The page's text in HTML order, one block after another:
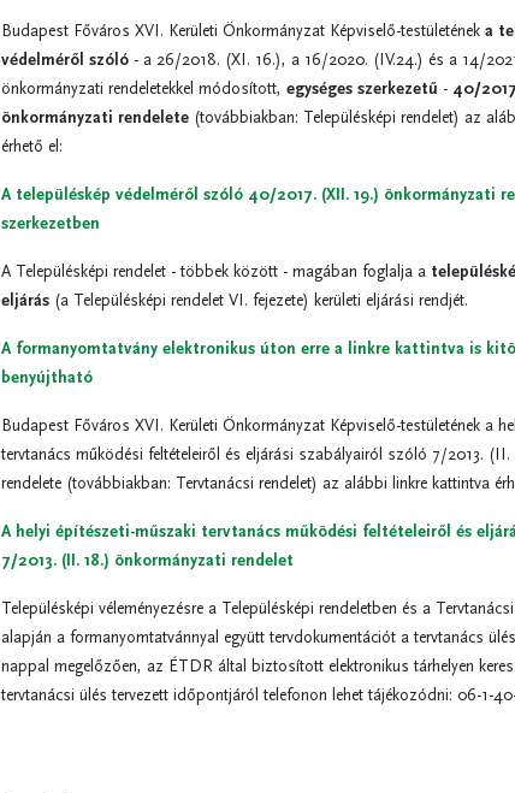
Budapest Főváros XVI. Kerületi Önkormányzat Képviselő-testületének a
védelméről szóló - a 26/2018. (XI. 16.), a 16/2020. (IV.24.) és a 14/
önkormányzati rendeletekkel módosított, egységes szerkezetű - 40/
önkormányzati rendelete (továbbiakban: Településképi rendelet) az
érhető el:
A településkép védelméről szóló 40/2017. (XII. 19.) önkormányzati
szerkezetben
A Településképi rendelet - többek között - magában foglalja a
eljárás (a Településképi rendelet VI. fejezete) kerületi eljárási rendjét.
A formanyomtatvány elektronikus úton erre a linkre kattintva is
benyújtható
Budapest Főváros XVI. Kerületi Önkormányzat Képviselő-testületének a
tervtanács működési feltételeiről és eljárási szabályairól szóló 7/2013.
rendelete (továbbiakban: Tervtanácsi rendelet) az alábbi linkre kattintva
A helyi építészeti-műszaki tervtanács működési feltételeiről és
7/2013. (II. 18.) önkormányzati rendelet
Településképi véleményezésre a Településképi rendeletben és a
alapján a formanyomtatvánnyal együtt tervdokumentációt a tervtanács
nappal megelőzően, az ÉTDR által biztosított elektronikus tárhelyen
tervtanácsi ülés tervezett időpontjáról telefonon lehet tájékozódni: 06-1-